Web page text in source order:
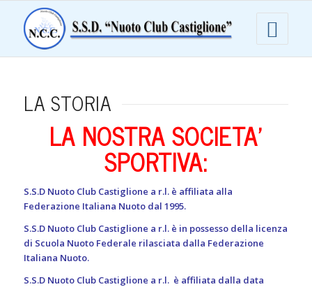
LA STORIA
LA NOSTRA SOCIETA’
SPORTIVA:
S.S.D Nuoto Club Castiglione a r.l. è affiliata alla
Federazione Italiana Nuoto dal 1995.
S.S.D Nuoto Club Castiglione a r.l. è in possesso della licenza
di Scuola Nuoto Federale rilasciata dalla Federazione
Italiana Nuoto.
S.S.D Nuoto Club Castiglione a r.l. è affiliata dalla data